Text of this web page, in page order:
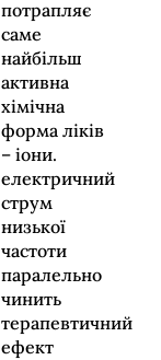
потрапляє
саме
найбільш
активна
хімічна
форма ліків
– іони.
електричний
струм
низької
частоти
паралельно
чинить
терапевтичний
ефект